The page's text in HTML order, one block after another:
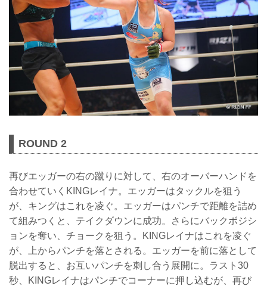
ROUND 2
再びエッガーの右の蹴りに対して、右のオーバーハンドを
合わせていくKINGレイナ。エッガーはタックルを狙う
が、キングはこれを凌ぐ。エッガーはパンチで距離を詰め
て組みつくと、テイクダウンに成功。さらにバックボジシ
ョンを奪い、チョークを狙う。KINGレイナはこれを凌ぐ
が、上からパンチを落とされる。エッガーを前に落として
脱出すると、お互いパンチを刺し合う展開に。ラスト30
秒、KINGレイナはパンチでコーナーに押し込むが、再び